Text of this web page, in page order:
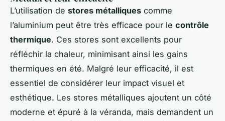
L’utilisation de stores métalliques comme
l’aluminium peut être très efficace pour le contrôle
thermique. Ces stores sont excellents pour
réfléchir la chaleur, minimisant ainsi les gains
thermiques en été. Malgré leur efficacité, il est
essentiel de considérer leur impact visuel et
esthétique. Les stores métalliques ajoutent un côté
moderne et épuré à la véranda, mais demandent un